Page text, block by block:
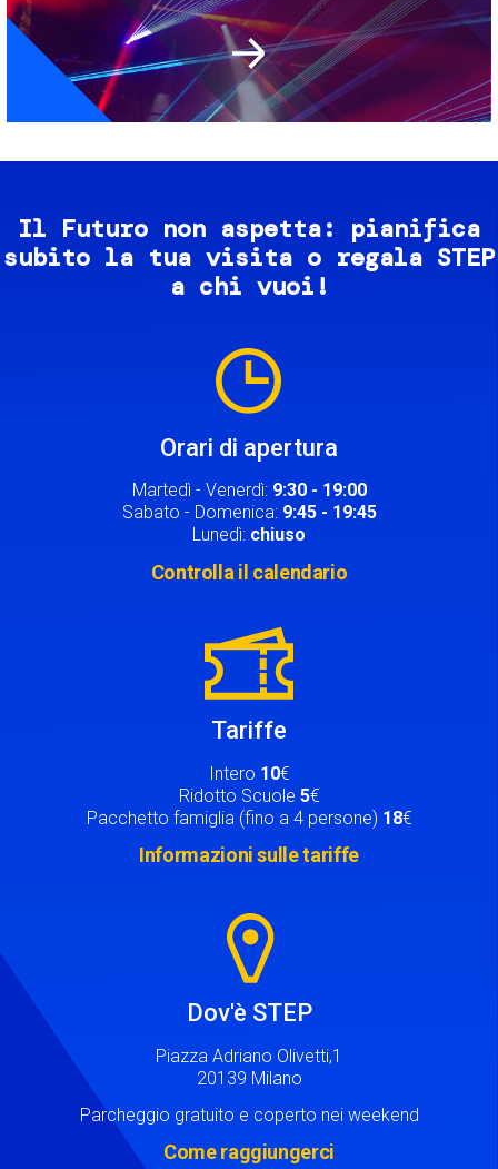
Il Futuro non aspetta: pianifica
subito la tua visita o regala STEP
a chi vuoi!
Orari di apertura
Martedì - Venerdì: 9:30 - 19:00
Sabato - Domenica: 9:45 - 19:45
Lunedì: chiuso
Controlla il calendario
Tariffe
Intero 10€
Ridotto Scuole 5€
Pacchetto famiglia (fino a 4 persone) 18€
Informazioni sulle tariffe
Dov'è STEP
Piazza Adriano Olivetti,1
20139 Milano
Parcheggio gratuito e coperto nei weekend
Come raggiungerci